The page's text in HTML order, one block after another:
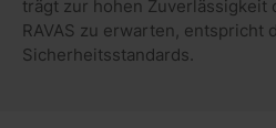
trägt zur hohen Zuverlässigkeit
RAVAS zu erwarten, entspricht
Sicherheitsstandards.